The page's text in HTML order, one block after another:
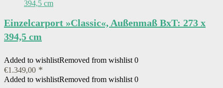
Einzelcarport »Classic«, Außenmaß BxT: 273 x
394,5 cm
Added to wishlistRemoved from wishlist 0
€1.349,00
Added to wishlistRemoved from wishlist 0